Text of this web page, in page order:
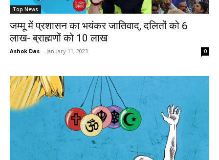
Top News
जम्मू में प्रशासन का भयंकर जातिवाद, दलितों को 6
लाख- ब्राह्मणों को 10 लाख
Ashok Das - January 11, 2023 0